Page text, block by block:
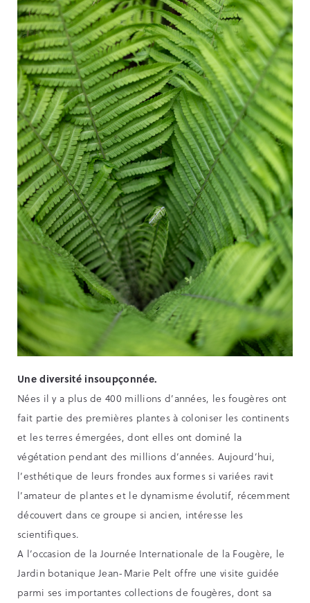
Une diversité insoupçonnée.
Nées il y a plus de 400 millions d’années, les fougères ont
fait partie des premières plantes à coloniser les continents
et les terres émergées, dont elles ont dominé la
végétation pendant des millions d’années. Aujourd’hui,
l’esthétique de leurs frondes aux formes si variées ravit
l’amateur de plantes et le dynamisme évolutif, récemment
découvert dans ce groupe si ancien, intéresse les
scientifiques.
A l’occasion de la Journée Internationale de la Fougère, le
Jardin botanique Jean-Marie Pelt offre une visite guidée
parmi ses importantes collections de fougères, dont sa